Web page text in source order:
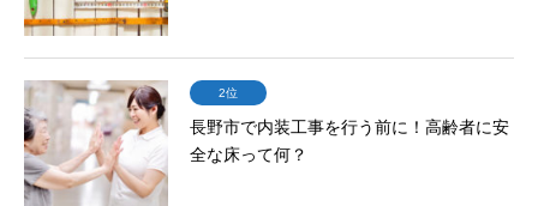
2位
長野市で内装工事を行う前に！高齢者に安
全な床って何？